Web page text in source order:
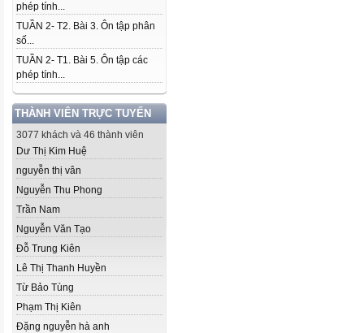
phép tính...
TUẦN 2- T2. Bài 3. Ôn tập phân
số...
TUẦN 2- T1. Bài 5. Ôn tập các
phép tính...
THÀNH VIÊN TRỰC TUYẾN
3077 khách và 46 thành viên
Dư Thị Kim Huệ
nguyễn thị vân
Nguyễn Thu Phong
Trần Nam
Nguyễn Văn Tạo
Đỗ Trung Kiên
Lê Thị Thanh Huyền
Từ Bảo Tùng
Phạm Thị Kiên
Đặng nguyễn hà anh